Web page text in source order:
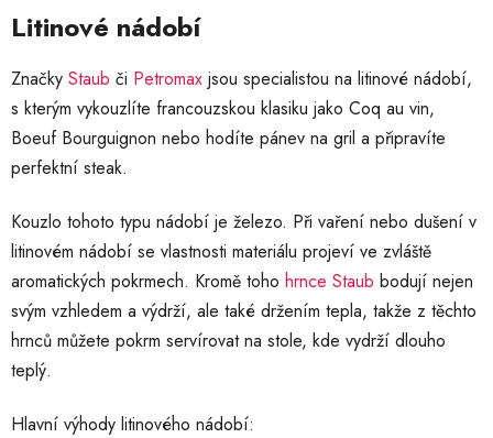
Litinové nádobí
Značky Staub či Petromax jsou specialistou na litinové nádobí,
s kterým vykouzlíte francouzskou klasiku jako Coq au vin,
Boeuf Bourguignon nebo hodíte pánev na gril a připravíte
perfektní steak.
Kouzlo tohoto typu nádobí je železo. Při vaření nebo dušení v
litinovém nádobí se vlastnosti materiálu projeví ve zvláště
aromatických pokrmech. Kromě toho hrnce Staub bodují nejen
svým vzhledem a výdrží, ale také držením tepla, takže z těchto
hrnců můžete pokrm servírovat na stole, kde vydrží dlouho
teplý.
Hlavní výhody litinového nádobí: